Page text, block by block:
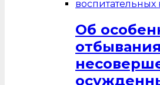
Об
отбывания